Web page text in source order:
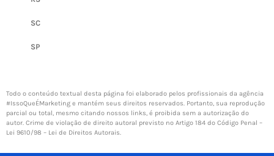
SC
SP
Todo o conteúdo textual desta página foi elaborado pelos profissionais da agência
#IssoQueÉMarketing e mantém seus direitos reservados. Portanto, sua reprodução
parcial ou total, mesmo citando nossos links, é proibida sem a autorização do
autor. Crime de violação de direito autoral previsto no Artigo 184 do Código Penal –
Lei 9610/98 – Lei de Direitos Autorais.